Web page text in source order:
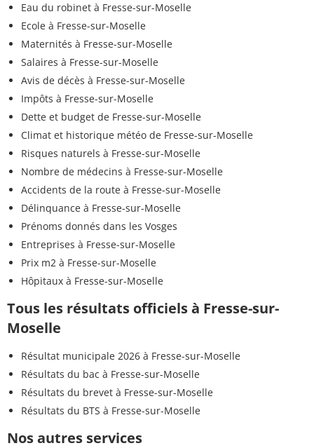
Eau du robinet à Fresse-sur-Moselle
Ecole à Fresse-sur-Moselle
Maternités à Fresse-sur-Moselle
Salaires à Fresse-sur-Moselle
Avis de décès à Fresse-sur-Moselle
Impôts à Fresse-sur-Moselle
Dette et budget de Fresse-sur-Moselle
Climat et historique météo de Fresse-sur-Moselle
Risques naturels à Fresse-sur-Moselle
Nombre de médecins à Fresse-sur-Moselle
Accidents de la route à Fresse-sur-Moselle
Délinquance à Fresse-sur-Moselle
Prénoms donnés dans les Vosges
Entreprises à Fresse-sur-Moselle
Prix m2 à Fresse-sur-Moselle
Hôpitaux à Fresse-sur-Moselle
Tous les résultats officiels à Fresse-sur-
Moselle
Résultat municipale 2026 à Fresse-sur-Moselle
Résultats du bac à Fresse-sur-Moselle
Résultats du brevet à Fresse-sur-Moselle
Résultats du BTS à Fresse-sur-Moselle
Nos autres services